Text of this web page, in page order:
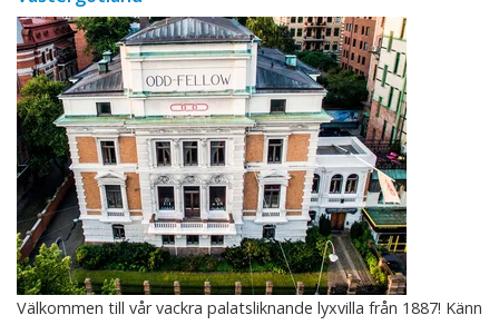
Välkommen till vår vackra palatsliknande lyxvilla från 1887! Känn